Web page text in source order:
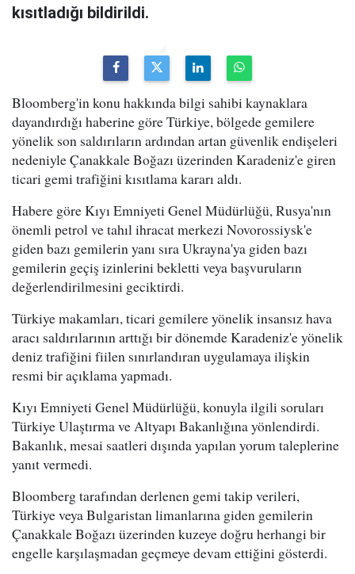
kısıtladığı bildirildi.
Bloomberg'in konu hakkında bilgi sahibi kaynaklara
dayandırdığı haberine göre Türkiye, bölgede gemilere
yönelik son saldırıların ardından artan güvenlik endişeleri
nedeniyle Çanakkale Boğazı üzerinden Karadeniz'e giren
ticari gemi trafiğini kısıtlama kararı aldı.
Habere göre Kıyı Emniyeti Genel Müdürlüğü, Rusya'nın
önemli petrol ve tahıl ihracat merkezi Novorossiysk'e
giden bazı gemilerin yanı sıra Ukrayna'ya giden bazı
gemilerin geçiş izinlerini bekletti veya başvuruların
değerlendirilmesini geciktirdi.
Türkiye makamları, ticari gemilere yönelik insansız hava
aracı saldırılarının arttığı bir dönemde Karadeniz'e yönelik
deniz trafiğini fiilen sınırlandıran uygulamaya ilişkin
resmi bir açıklama yapmadı.
Kıyı Emniyeti Genel Müdürlüğü, konuyla ilgili soruları
Türkiye Ulaştırma ve Altyapı Bakanlığına yönlendirdi.
Bakanlık, mesai saatleri dışında yapılan yorum taleplerine
yanıt vermedi.
Bloomberg tarafından derlenen gemi takip verileri,
Türkiye veya Bulgaristan limanlarına giden gemilerin
Çanakkale Boğazı üzerinden kuzeye doğru herhangi bir
engelle karşılaşmadan geçmeye devam ettiğini gösterdi.